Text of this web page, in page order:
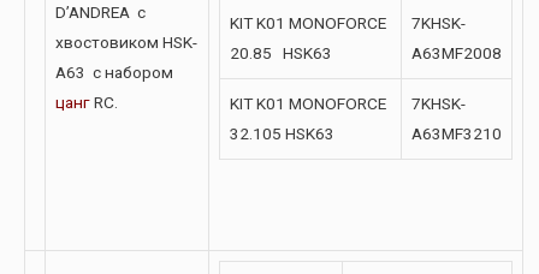
D’ANDREA с
хвостовиком HSK-
A63 с набором
цангRC.
KIT K01 MONOFORCE
20.85 HSK63
7KHSK-
A63MF2008
KIT K01 MONOFORCE
32.105 HSK63
7KHSK-
A63MF3210